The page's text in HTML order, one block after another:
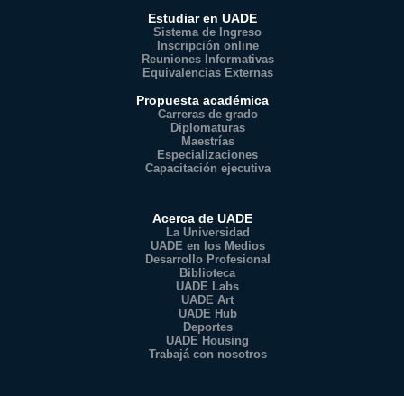
Estudiar en UADE
Sistema de Ingreso
Inscripción online
Reuniones Informativas
Equivalencias Externas
Propuesta académica
Carreras de grado
Diplomaturas
Maestrías
Especializaciones
Capacitación ejecutiva
Acerca de UADE
La Universidad
UADE en los Medios
Desarrollo Profesional
Biblioteca
UADE Labs
UADE Art
UADE Hub
Deportes
UADE Housing
Trabajá con nosotros